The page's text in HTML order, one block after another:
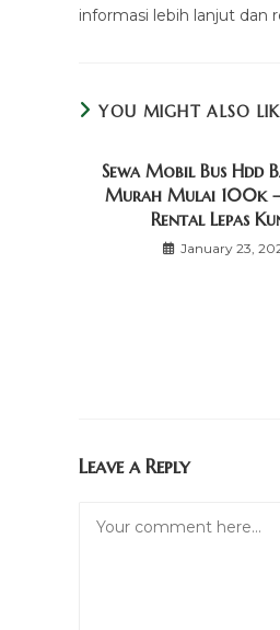
informasi lebih lanjut dan
YOU MIGHT ALSO
Sewa Mobil Bus Hdd
Murah Mulai 100k
Rental Lepas
January 23,
Leave a Reply